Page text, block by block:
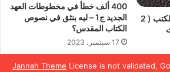
Jannah Theme License is not validated,
الكتاب المقدس هو كتاب الكتب ( 2
400 ألف خطأ في مخطوطات العهد
الجديد ج1 – ليه بنثق في نصوص
الكتاب المقدس؟
17 سبتمبر، 2023